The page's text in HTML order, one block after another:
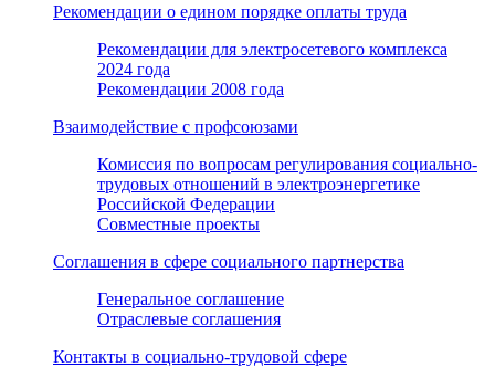
Рекомендации о едином порядке оплаты труда
Рекомендации для электросетевого комплекса
2024 года
Рекомендации 2008 года
Взаимодействие с профсоюзами
Комиссия по вопросам регулирования социально-
трудовых отношений в электроэнергетике
Российской Федерации
Совместные проекты
Соглашения в сфере социального партнерства
Генеральное соглашение
Отраслевые соглашения
Контакты в социально-трудовой сфере